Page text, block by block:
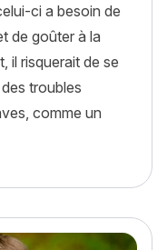
ci a besoin de
de goûter à la
il risquerait de se
troubles
comme un